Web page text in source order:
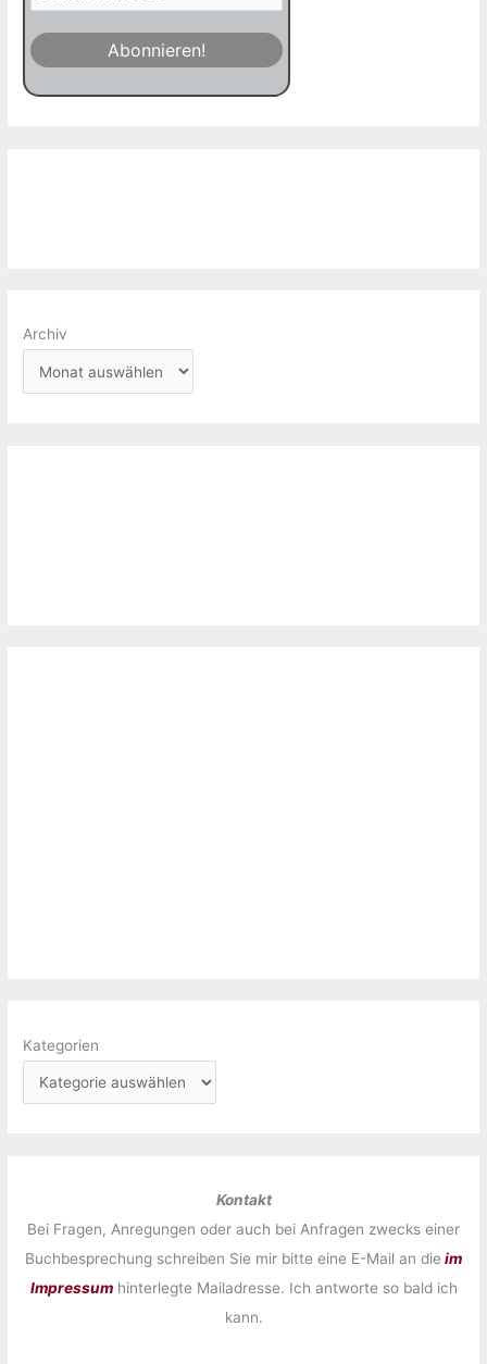
Archiv
Kategorien
Kontakt
Bei Fragen, Anregungen oder auch bei Anfragen zwecks einer
Buchbesprechung schreiben Sie mir bitte eine E-Mail an die im
Impressumhinterlegte Mailadresse. Ich antworte so bald ich
kann.